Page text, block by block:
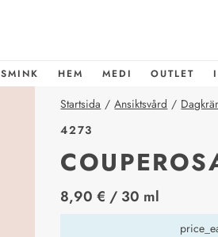
SMINK HEM MEDI OUTLET
Startsida / Ansiktsvård /
4273
price_label
8,90 € / 30 ml